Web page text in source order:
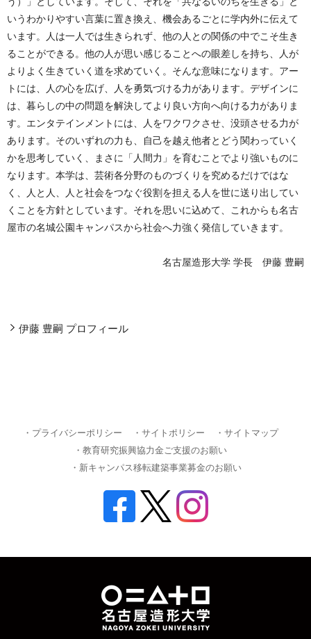
いうわかりやすい言葉に置き換え、機会あるごとに学内外に伝えて
います。人は一人では生きられず、他の人との関係の中でこそ生き
ることができる。他の人が思い感じることへの眼差しを持ち、人が
よりよく生きていく道を求めていく。そんな意味になります。アー
トには、人の心を広げ、人を勇気づける力があります。デザインに
は、暮らしの中の問題を解決してより良い方向へ向ける力がありま
す。エンタテインメントには、人をワクワクさせ、没頭させる力が
あります。そのいずれの力も、自己を越え他者とどう関わっていく
かを思考していく、まさに「人間力」を育むことでより強いものに
なります。本学は、芸術各分野のものづくりを究めるだけではな
く、人と人、人と社会をつなぐ役割を担える人を世に送り出してい
くことを方針としています。それを思いに込めて、これからも名古
屋市の名城公園キャンパスから社会へ力強く発信していきます。
名古屋造形大学 学長 伊藤 豊嗣
伊藤 豊嗣 プロフィール
・プライバシーポリシー ・サイトポリシー
・サイトマップ
・教育研究振興協力金ご支援のお願い
・新キャンパス移転建築事業募金のお願い